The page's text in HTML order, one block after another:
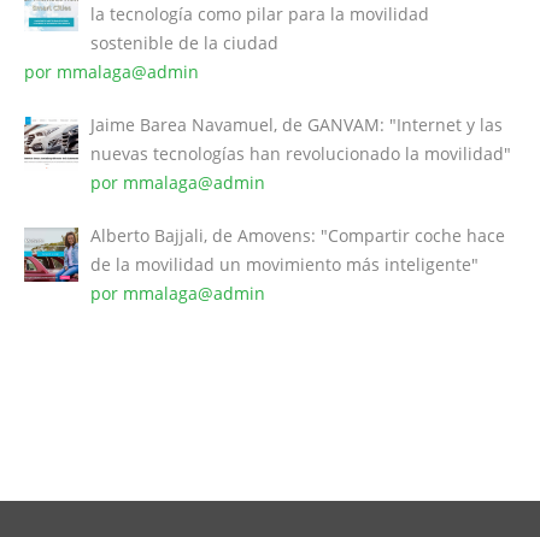
la tecnología como pilar para la movilidad
sostenible de la ciudad
por mmalaga@admin
Jaime Barea Navamuel, de GANVAM: "Internet y las
nuevas tecnologías han revolucionado la movilidad"
por mmalaga@admin
Alberto Bajjali, de Amovens: "Compartir coche hace
de la movilidad un movimiento más inteligente"
por mmalaga@admin